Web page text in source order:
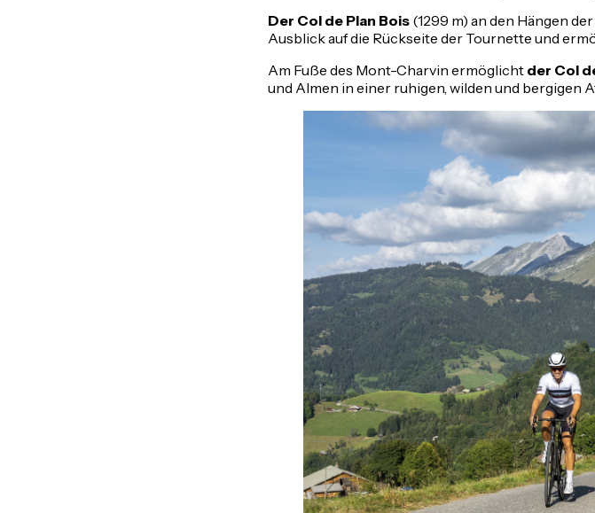
Der Col de Plan Bois (1299 m) an den Hängen
Ausblick auf die Rückseite der Tournette und
Am Fuße des Mont-Charvin ermöglicht der Col
und Almen in einer ruhigen, wilden und bergigen